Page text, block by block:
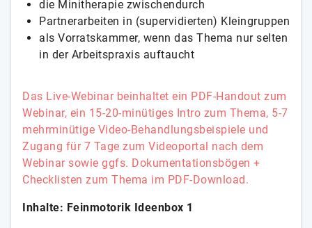
die Minitherapie zwischendurch
Partnerarbeiten in (supervidierten) Kleingruppen
als Vorratskammer, wenn das Thema nur selten
in der Arbeitspraxis auftaucht
Das Live-Webinar beinhaltet ein PDF-Handout zum
Webinar, ein 15-20-minütiges Intro zum Thema, 5-7
mehrminütige Video-Behandlungsbeispiele und
Zugang für 7 Tage zum Videoportal nach dem
Webinar sowie ggfs. Dokumentationsbögen +
Checklisten zum Thema im PDF-Download.
Inhalte: Feinmotorik Ideenbox 1